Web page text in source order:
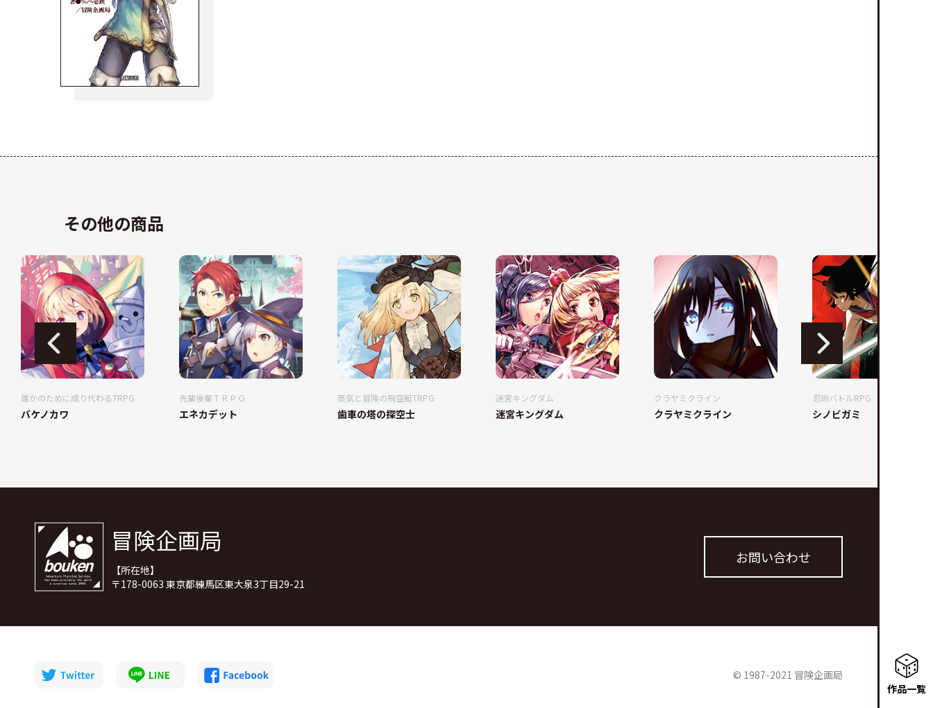
作品一覧
その他の商品
誰かのために成り代わるTRPG
バケノカワ
先輩後輩ＴＲＰＧ
エネカデット
蒸気と冒険の飛空艇TRPG
歯車の塔の探空士
迷宮キングダム
迷宮キングダム
クラヤミクライン
クラヤミクライン
忍術バトルRPG
シノビガミ
冒険企画局
【所在地】
〒178-0063 東京都練馬区東大泉3丁目29-21
お問い合わせ
© 1987-2021 冒険企画局